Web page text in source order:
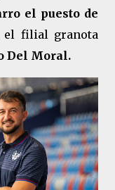
el puesto de
el filial granota
Del Moral.